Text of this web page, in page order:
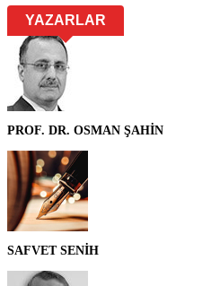
YAZARLAR
PROF. DR. OSMAN ŞAHİN
SAFVET SENİH